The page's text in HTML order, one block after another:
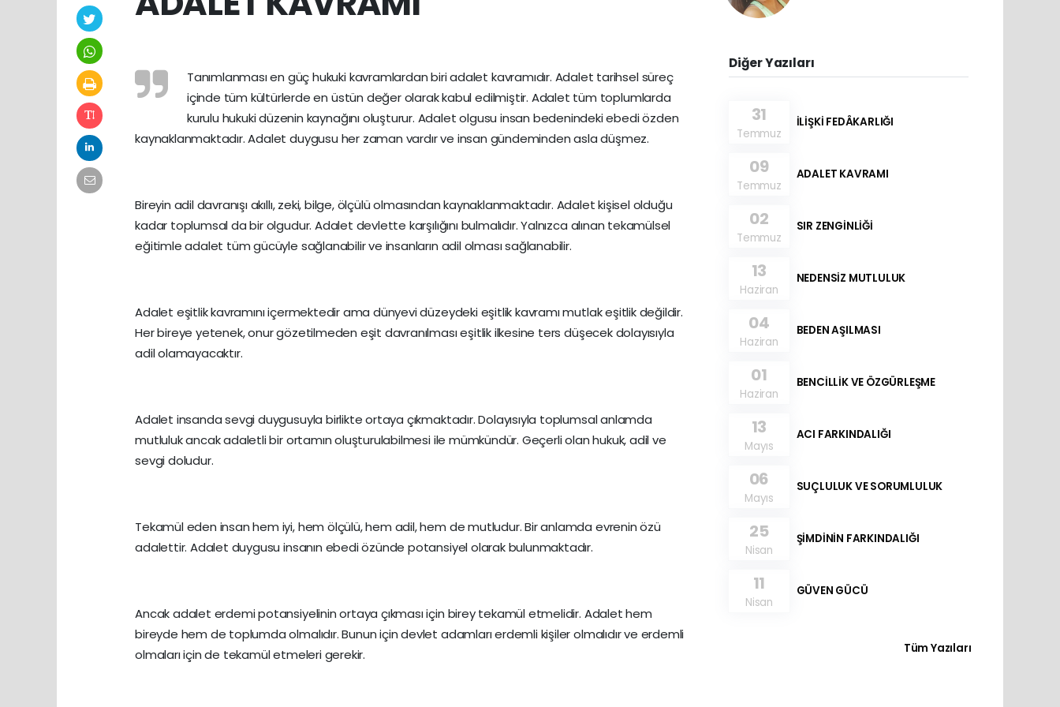
Tanımlanması en güç hukuki kavramlardan biri adalet kavramıdır. Adalet tarihsel süreç
içinde tüm kültürlerde en üstün değer olarak kabul edilmiştir. Adalet tüm toplumlarda
kurulu hukuki düzenin kaynağını oluşturur. Adalet olgusu insan bedenindeki ebedi özden
kaynaklanmaktadır. Adalet duygusu her zaman vardır ve insan gündeminden asla düşmez.
Bireyin adil davranışı akıllı, zeki, bilge, ölçülü olmasından kaynaklanmaktadır. Adalet kişisel olduğu
kadar toplumsal da bir olgudur. Adalet devlette karşılığını bulmalıdır. Yalnızca alınan tekamülsel
eğitimle adalet tüm gücüyle sağlanabilir ve insanların adil olması sağlanabilir.
Adalet eşitlik kavramını içermektedir ama dünyevi düzeydeki eşitlik kavramı mutlak eşitlik değildir.
Her bireye yetenek, onur gözetilmeden eşit davranılması eşitlik ilkesine ters düşecek dolayısıyla
adil olamayacaktır.
Adalet insanda sevgi duygusuyla birlikte ortaya çıkmaktadır. Dolayısıyla toplumsal anlamda
mutluluk ancak adaletli bir ortamın oluşturulabilmesi ile mümkündür. Geçerli olan hukuk, adil ve
sevgi doludur.
Tekamül eden insan hem iyi, hem ölçülü, hem adil, hem de mutludur. Bir anlamda evrenin özü
adalettir. Adalet duygusu insanın ebedi özünde potansiyel olarak bulunmaktadır.
Ancak adalet erdemi potansiyelinin ortaya çıkması için birey tekamül etmelidir. Adalet hem
bireyde hem de toplumda olmalıdır. Bunun için devlet adamları erdemli kişiler olmalıdır ve erdemli
olmaları için de tekamül etmeleri gerekir.
Diğer Yazıları
31
Temmuz
İLİŞKİ FEDÂKARLIĞI
09
Temmuz
ADALET KAVRAMI
02
Temmuz
SIR ZENGİNLİĞİ
13
Haziran
NEDENSİZ MUTLULUK
04
Haziran
BEDEN AŞILMASI
01
Haziran
BENCİLLİK VE ÖZGÜRLEŞME
13
Mayıs
ACI FARKINDALIĞI
06
Mayıs
SUÇLULUK VE SORUMLULUK
25
Nisan
ŞİMDİNİN FARKINDALIĞI
11
Nisan
GÜVEN GÜCÜ
Tüm Yazıları